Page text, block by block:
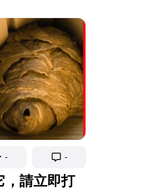
- -
，請立即打